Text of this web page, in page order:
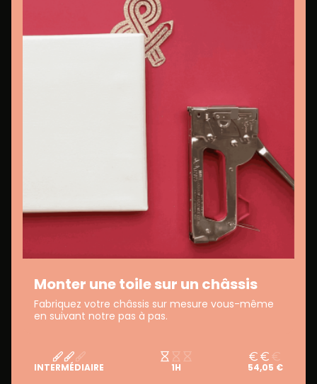
Monter une toile sur un châssis
Fabriquez votre châssis sur mesure vous-même
en suivant notre pas à pas.
INTERMÉDIAIRE 1H 54,05 €